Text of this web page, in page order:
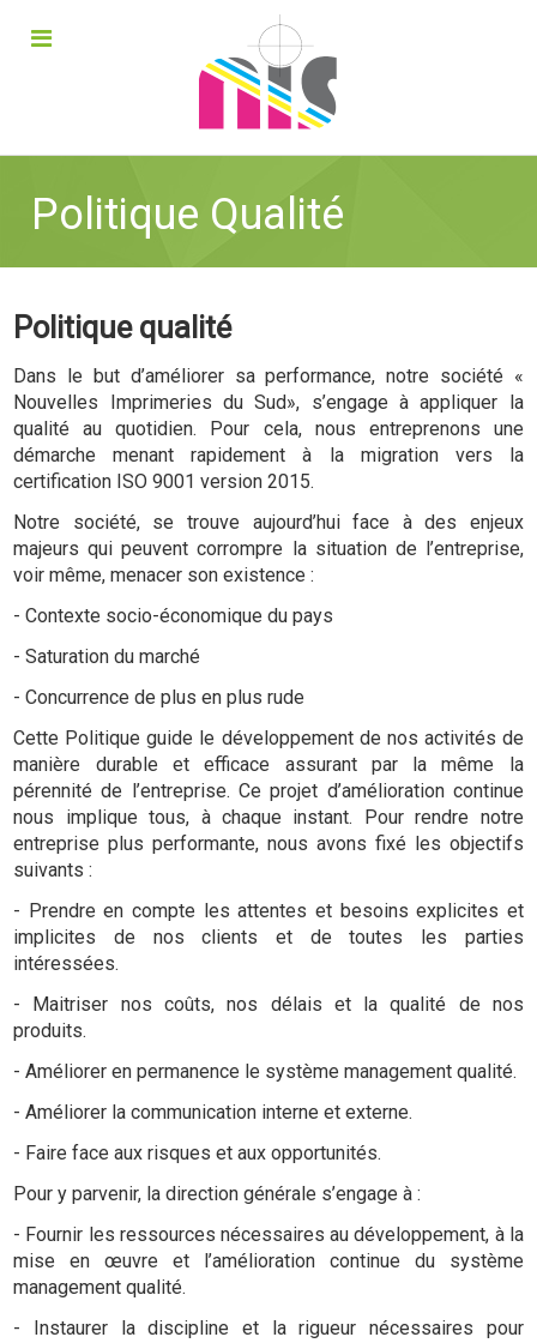
Politique Qualité
Politique qualité
Dans le but d’améliorer sa performance, notre société «
Nouvelles Imprimeries du Sud», s’engage à appliquer la
qualité au quotidien. Pour cela, nous entreprenons une
démarche menant rapidement à la migration vers la
certification ISO 9001 version 2015.
Notre société, se trouve aujourd’hui face à des enjeux
majeurs qui peuvent corrompre la situation de l’entreprise,
voir même, menacer son existence :
- Contexte socio-économique du pays
- Saturation du marché
- Concurrence de plus en plus rude
Cette Politique guide le développement de nos activités de
manière durable et efficace assurant par la même la
pérennité de l’entreprise. Ce projet d’amélioration continue
nous implique tous, à chaque instant. Pour rendre notre
entreprise plus performante, nous avons fixé les objectifs
suivants :
- Prendre en compte les attentes et besoins explicites et
implicites de nos clients et de toutes les parties
intéressées.
- Maitriser nos coûts, nos délais et la qualité de nos
produits.
- Améliorer en permanence le système management qualité.
- Améliorer la communication interne et externe.
- Faire face aux risques et aux opportunités.
Pour y parvenir, la direction générale s’engage à :
- Fournir les ressources nécessaires au développement, à la
mise en œuvre et l’amélioration continue du système
management qualité.
- Instaurer la discipline et la rigueur nécessaires pour